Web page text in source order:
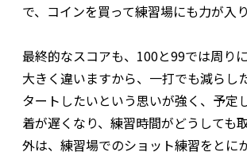
で、コインを買って練習場にも力が入り
最終的なスコアも、100と99では周り
大きく違いますから、一打でも減らし
タートしたいという思いが強く、予定
着が遅くなり、練習時間がどうしても
外は、練習場でのショット練習をとに